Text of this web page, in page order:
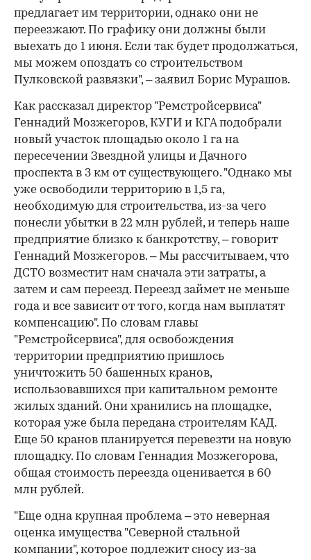
предлагает им территории, однако они не
переезжают. По графику они должны были
выехать до 1 июня. Если так будет продолжаться,
мы можем опоздать со строительством
Пулковской развязки", – заявил Борис Мурашов.
Как рассказал директор "Ремстройсервиса"
Геннадий Мозжегоров, КУГИ и КГА подобрали
новый участок площадью около 1 га на
пересечении Звездной улицы и Дачного
проспекта в 3 км от существующего. "Однако мы
уже освободили территорию в 1,5 га,
необходимую для строительства, из-за чего
понесли убытки в 22 млн рублей, и теперь наше
предприятие близко к банкротству, – говорит
Геннадий Мозжегоров. – Мы рассчитываем, что
ДСТО возместит нам сначала эти затраты, а
затем и сам переезд. Переезд займет не меньше
года и все зависит от того, когда нам выплатят
компенсацию". По словам главы
"Ремстройсервиса", для освобождения
территории предприятию пришлось
уничтожить 50 башенных кранов,
использовавшихся при капитальном ремонте
жилых зданий. Они хранились на площадке,
которая уже была передана строителям КАД.
Еще 50 кранов планируется перевезти на новую
площадку. По словам Геннадия Мозжегорова,
общая стоимость переезда оценивается в 60
млн рублей.
"Еще одна крупная проблема – это неверная
оценка имущества "Северной стальной
компании", которое подлежит сносу из-за